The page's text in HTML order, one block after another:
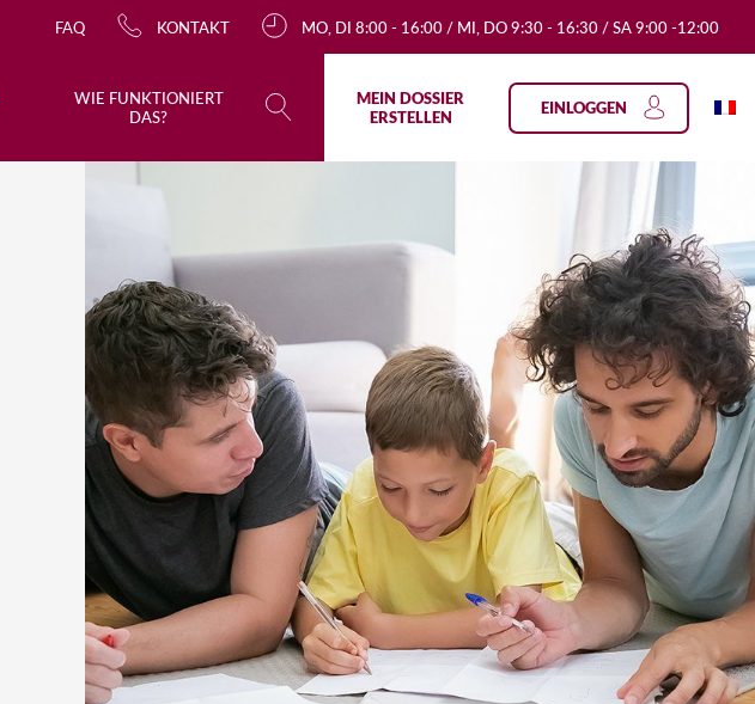
FAQ KONTAKT MO, DI 8:00 - 16:00 / MI, DO 9:30 - 16:30 / SA 9:00 -12:00
WIE FUNKTIONIERT
DAS?
MEIN DOSSIER
ERSTELLEN
EINLOGGEN